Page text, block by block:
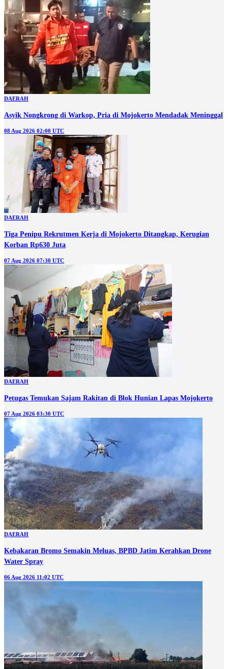
DAERAH
Asyik Nongkrong di Warkop, Pria di Mojokerto Mendadak Meninggal
08 Aug 2026 02:00 UTC
DAERAH
Tiga Penipu Rekrutmen Kerja di Mojokerto Ditangkap, Kerugian
Korban Rp630 Juta
07 Aug 2026 07:30 UTC
DAERAH
Petugas Temukan Sajam Rakitan di Blok Hunian Lapas Mojokerto
07 Aug 2026 03:30 UTC
DAERAH
Kebakaran Bromo Semakin Meluas, BPBD Jatim Kerahkan Drone
Water Spray
06 Aug 2026 11:02 UTC